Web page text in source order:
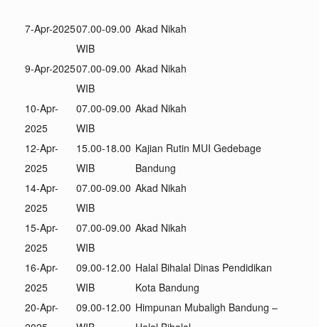
7-Apr-202507.00-09.00
WIB
Akad Nikah
9-Apr-202507.00-09.00
WIB
Akad Nikah
10-Apr-
2025
07.00-09.00
WIB
Akad Nikah
12-Apr-
2025
15.00-18.00
WIB
Kajian Rutin MUI Gedebage
Bandung
14-Apr-
2025
07.00-09.00
WIB
Akad Nikah
15-Apr-
2025
07.00-09.00
WIB
Akad Nikah
16-Apr-
2025
09.00-12.00
WIB
Halal Bihalal Dinas Pendidikan
Kota Bandung
20-Apr-
09.00-12.00 Himpunan Mubaligh Bandung –